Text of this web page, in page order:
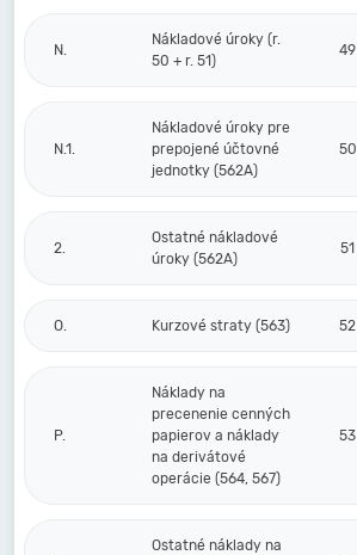
N.
Nákladové úroky (r.
50 + r. 51)
49
N.1.
Nákladové úroky pre
prepojené účtovné
jednotky (562A)
50
2.
Ostatné nákladové
úroky (562A)
51
O. Kurzové straty (563) 52
P.
Náklady na
precenenie cenných
papierov a náklady
na derivátové
operácie (564, 567)
53
Ostatné náklady na